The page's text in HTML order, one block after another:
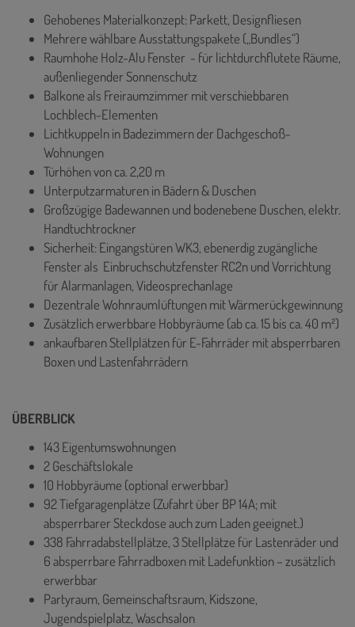
Gehobenes Materialkonzept: Parkett, Designfliesen
Mehrere wählbare Ausstattungspakete („Bundles“)
Raumhohe Holz-Alu Fenster - für lichtdurchflutete Räume,
außenliegender Sonnenschutz
Balkone als Freiraumzimmer mit verschiebbaren
Lochblech-Elementen
Lichtkuppeln in Badezimmern der Dachgeschoß-
Wohnungen
Türhöhen von ca. 2,20 m
Unterputzarmaturen in Bädern & Duschen
Großzügige Badewannen und bodenebene Duschen, elektr.
Handtuchtrockner
Sicherheit: Eingangstüren WK3, ebenerdig zugängliche
Fenster als Einbruchschutzfenster RC2n und Vorrichtung
für Alarmanlagen, Videosprechanlage
Dezentrale Wohnraumlüftungen mit Wärmerückgewinnung
Zusätzlich erwerbbare Hobbyräume (ab ca. 15 bis ca. 40 m²)
ankaufbaren Stellplätzen für E-Fahrräder mit absperrbaren
Boxen und Lastenfahrrädern
ÜBERBLICK
143 Eigentumswohnungen
2 Geschäftslokale
10 Hobbyräume (optional erwerbbar)
92 Tiefgaragenplätze (Zufahrt über BP 14A; mit
absperrbarer Steckdose auch zum Laden geeignet.)
338 Fahrradabstellplätze, 3 Stellplätze für Lastenräder und
6 absperrbare Fahrradboxen mit Ladefunktion – zusätzlich
erwerbbar
Partyraum, Gemeinschaftsraum, Kidszone,
Jugendspielplatz, Waschsalon